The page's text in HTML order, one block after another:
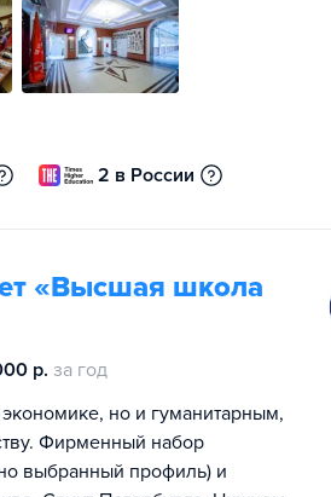
2 в России
«Высшая школа
р. за год
но и гуманитарным,
Фирменный набор
выбранный профиль) и